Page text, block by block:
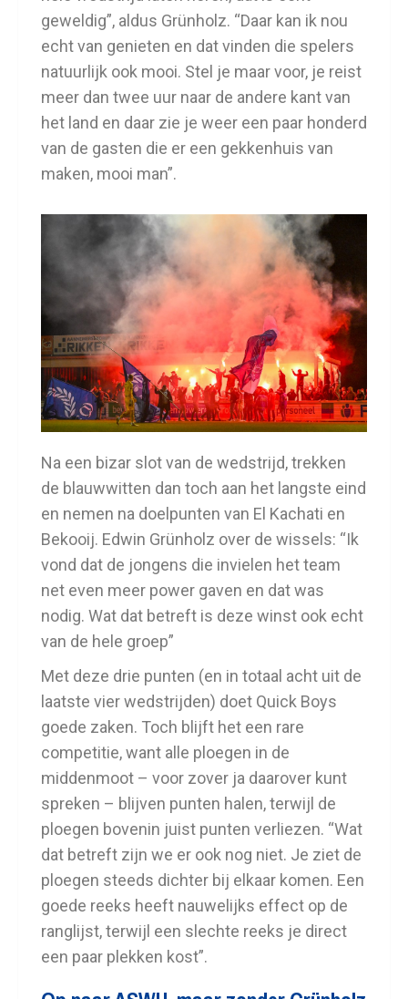
geweldig”, aldus Grünholz. “Daar kan ik nou
echt van genieten en dat vinden die spelers
natuurlijk ook mooi. Stel je maar voor, je reist
meer dan twee uur naar de andere kant van
het land en daar zie je weer een paar honderd
van de gasten die er een gekkenhuis van
maken, mooi man”.
Na een bizar slot van de wedstrijd, trekken
de blauwwitten dan toch aan het langste eind
en nemen na doelpunten van El Kachati en
Bekooij. Edwin Grünholz over de wissels: “Ik
vond dat de jongens die invielen het team
net even meer power gaven en dat was
nodig. Wat dat betreft is deze winst ook echt
van de hele groep”
Met deze drie punten (en in totaal acht uit de
laatste vier wedstrijden) doet Quick Boys
goede zaken. Toch blijft het een rare
competitie, want alle ploegen in de
middenmoot – voor zover ja daarover kunt
spreken – blijven punten halen, terwijl de
ploegen bovenin juist punten verliezen. “Wat
dat betreft zijn we er ook nog niet. Je ziet de
ploegen steeds dichter bij elkaar komen. Een
goede reeks heeft nauwelijks effect op de
ranglijst, terwijl een slechte reeks je direct
een paar plekken kost”.